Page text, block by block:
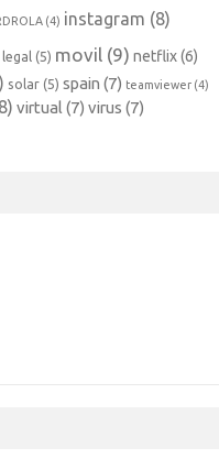
(4) instagram (8)
legal (5) movil (9) netflix(6)
solar (5) spain (7) teamviewer (4)
virtual (7) virus (7)